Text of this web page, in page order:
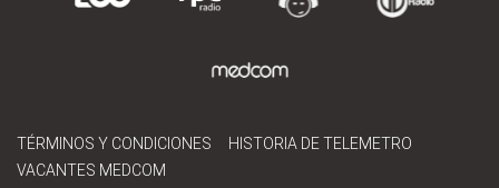
TÉRMINOS Y CONDICIONES
HISTORIA DE TELEMETRO
VACANTES MEDCOM